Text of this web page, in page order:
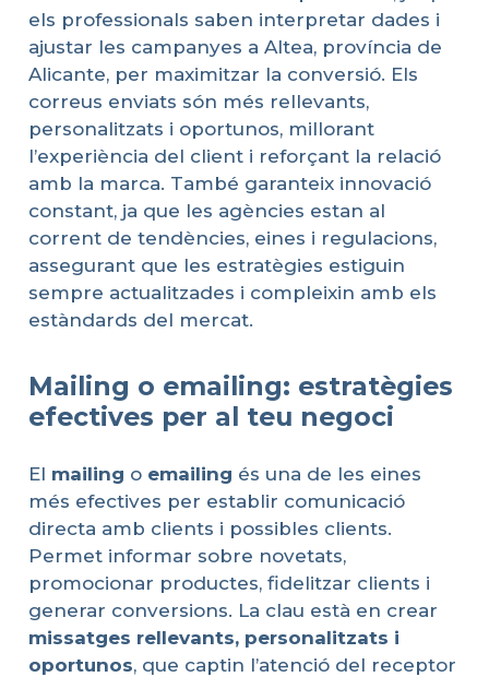
els professionals saben interpretar dades i
ajustar les campanyes a Altea, província de
Alicante, per maximitzar la conversió. Els
correus enviats són més rellevants,
personalitzats i oportunos, millorant
l’experiència del client i reforçant la relació
amb la marca. També garanteix innovació
constant, ja que les agències estan al
corrent de tendències, eines i regulacions,
assegurant que les estratègies estiguin
sempre actualitzades i compleixin amb els
estàndards del mercat.
Mailing o emailing: estratègies
efectives per al teu negoci
El mailing o emailing és una de les eines
més efectives per establir comunicació
directa amb clients i possibles clients.
Permet informar sobre novetats,
promocionar productes, fidelitzar clients i
generar conversions. La clau està en crear
missatges rellevants, personalitzats i
oportunos, que captin l’atenció del receptor